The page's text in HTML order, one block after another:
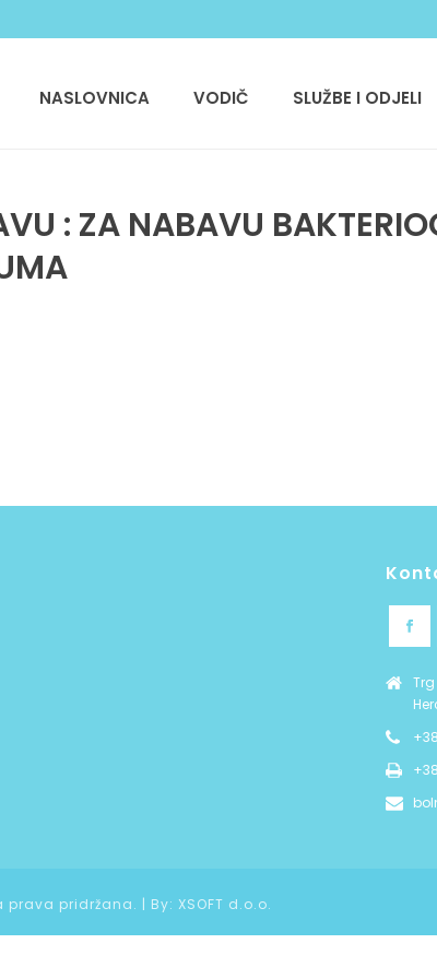
NASLOVNICA VODIČ SLUŽBE I ODJELI
: ZA NABAVU
prava pridržana. | By: XSOFT d.o.o.